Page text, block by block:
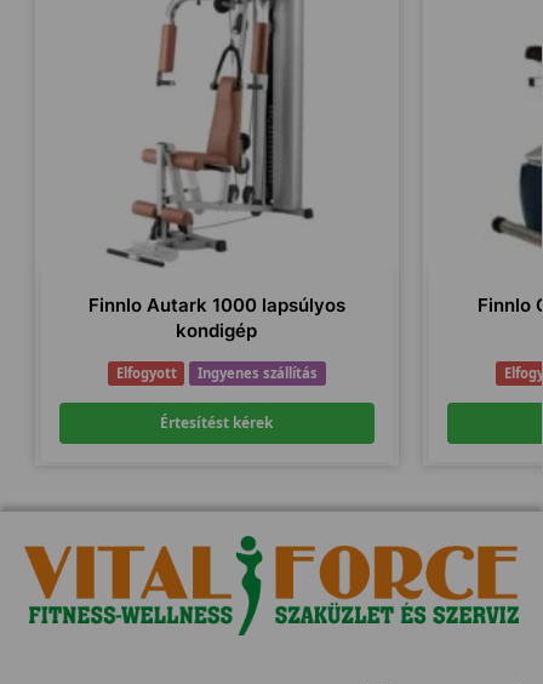
Finnlo Autark 1000 lapsúlyos
kondigép
Elfogyott Ingyenes szállítás
Értesítést kérek
Finnlo